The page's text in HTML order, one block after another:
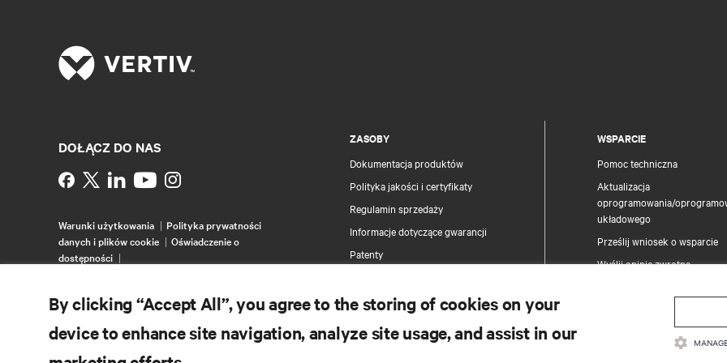
ZASOBY
Dokumentacja produktów
Polityka jakości i certyfikaty
Regulamin sprzedaży
Informacje dotyczące gwarancji
Patenty
WSPARCIE
Pomoc techniczna
Aktualizacja
oprogramowania/
układowego
Prześlij wniosek o wsparcie
Wyślij opinię zwrotną
Zabezpieczenie informacji i
Zgłoś problem dotyczący
DOŁĄCZ DO NAS
Instagram
Warunki użytkowania
Polityka prywatności
danych i plików cookie
Oświadczenie o
dostępności
By clicking “Accept All”, you agree to the storing of cookies on your
device to enhance site navigation, analyze site usage, and assist in our